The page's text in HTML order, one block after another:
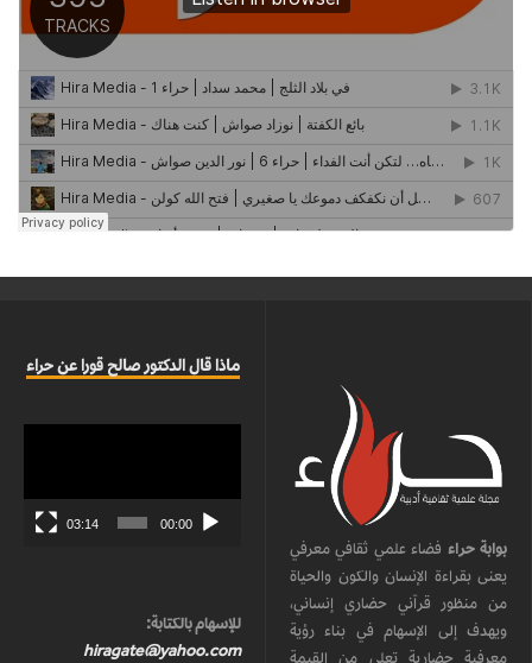
بوابة حراء فضاء علمي ثقافي معرفي
يعنى بقراءة الإنسان والكون والحياة
من منظور قرآني حضاري إنساني،
ويهدف إلى الإسهام في بناء رؤية
معرفية حضارية تعلي من القيمة
ماذا قال الدكتور صالح قورا عن حراء
00:00
03:14
للإسهام بالكتابة:
hiragate@yahoo.com